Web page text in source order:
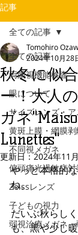
記事
全ての記事
両眼視機能検査
眼について
サイズレンズ・
黄斑上膜・網膜
不同視メガネ
偏頭痛光過敏症
Zeissレンズ
子どもの視力
弱視治療メガネ
全ての記事
秋冬に似
ー！大人
ガネ
Lunettes"
Tomohiro
2024年10月28
更新日：2024年11
やっと本格的
ね。
だいぶ秋らし
も、黒や少し